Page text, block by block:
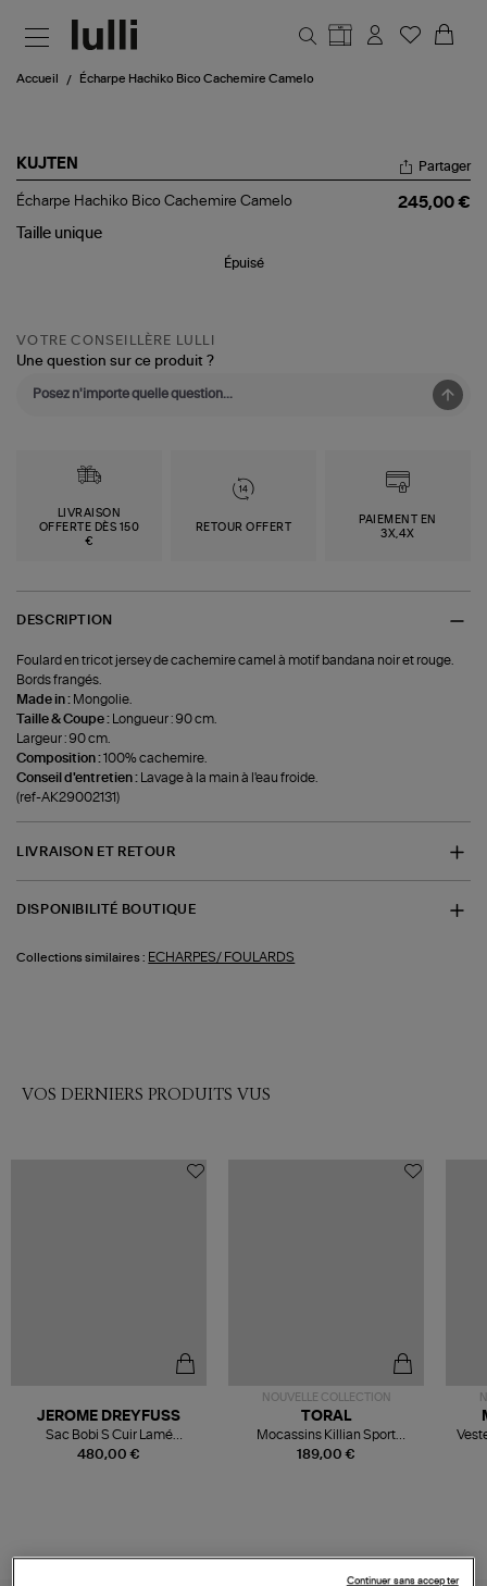
Accueil Écharpe Hachiko Bico Cachemire Camelo
KUJTEN
Écharpe
Bico
Partager
Écharpe Hachiko Bico Cachemire Camelo
245,00 €
Taille unique
Épuisé
VOTRE CONSEILLÈRE LULLI
Une question sur ce produit ?
LIVRAISON
OFFERTE DÈS 150
€
RETOUR OFFERT
PAIEMENT EN
3X,4X
DESCRIPTION
Foulard en tricot jersey de cachemire camel à motif bandana noir et rouge.
Bords frangés.
Made in : Mongolie.
Taille & Coupe :
Longueur : 90 cm.
Largeur : 90 cm.
Composition :100% cachemire.
Conseil d'entretien :
Lavage à la main à l'eau froide.
(ref-AK29002131)
LIVRAISON ET RETOUR
DISPONIBILITÉ BOUTIQUE
Collections similaires : ECHARPES/ FOULARDS
VOS DERNIERS PRODUITS VUS
480,00 €
JEROME DREYFUSS
Sac Bobi S Cuir Lamé
Champagne
NOUVELLE COLLECTION
189,00 €
TORAL
Mocassins Killian Sport
Mousse
Continuer sans accepter